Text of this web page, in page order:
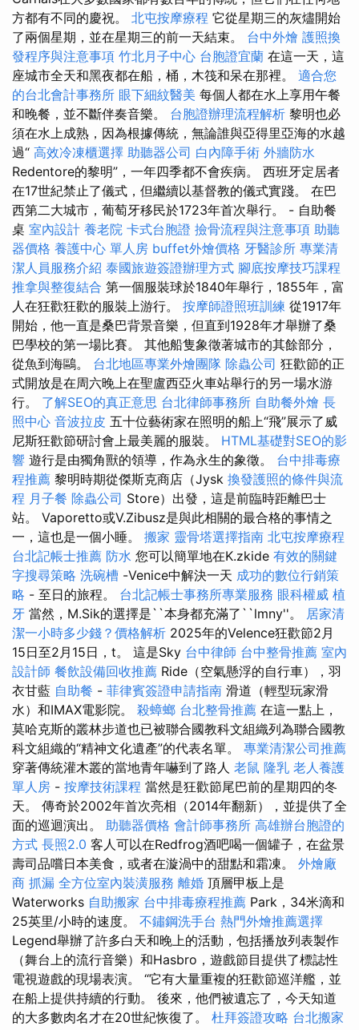
方都有不同的慶祝。 北屯按摩療程 它從星期三的灰燼開始
了兩個星期，並在星期三的前一天結束。 台中外燴 護照換
發程序與注意事項 竹北月子中心 台胞證宜蘭 在這一天，這
座城市全天和黑夜都在船，桶，木筏和呆在那裡。 適合您
的台北會計事務所 眼下細紋醫美 每個人都在水上享用午餐
和晚餐，並不斷伴奏音樂。 台胞證辦理流程解析 黎明也必
須在水上成熟，因為根據傳統，無論誰與亞得里亞海的水越
過“ 高效冷凍櫃選擇 助聽器公司 白內障手術 外牆防水
Redentore的黎明”，一年四季都不會疾病。 西班牙定居者
在17世紀禁止了儀式，但繼續以基督教的儀式實踐。 在巴
西第二大城市，葡萄牙移民於1723年首次舉行。 - 自助餐
桌 室內設計 養老院 卡式台胞證 撿骨流程與注意事項 助聽
器價格 養護中心 單人房 buffet外燴價格 牙醫診所 專業清
潔人員服務介紹 泰國旅遊簽證辦理方式 腳底按摩技巧課程
推拿與整復結合 第一個服裝球於1840年舉行，1855年，富
人在狂歡狂歡的服裝上游行。 按摩師證照班訓練 從1917年
開始，他一直是桑巴背景音樂，但直到1928年才舉辦了桑
巴學校的第一場比賽。 其他船隻象徵著城市的其餘部分，
從魚到海鷗。 台北地區專業外燴團隊 除蟲公司 狂歡節的正
式開放是在周六晚上在聖盧西亞火車站舉行的另一場水游
行。 了解SEO的真正意思 台北律師事務所 自助餐外燴 長
照中心 音波拉皮 五十位藝術家在照明的船上“飛”展示了威
尼斯狂歡節研討會上最美麗的服裝。 HTML基礎對SEO的影
響 遊行是由獨角獸的領導，作為永生的象徵。 台中排毒療
程推薦 黎明時期從傑斯克商店（Jysk 換發護照的條件與流
程 月子餐 除蟲公司 Store）出發，這是前臨時距離巴士
站。 Vaporetto或V.Zibusz是與此相關的最合格的事情之
一，這也是一個小睡。 搬家 靈骨塔選擇指南 北屯按摩療程
台北記帳士推薦 防水 您可以簡單地在K.zkide 有效的關鍵
字搜尋策略 洗碗槽 -Venice中解決一天 成功的數位行銷策
略 - 至日的旅程。 台北記帳士事務所專業服務 眼科權威 植
牙 當然，M.Sik的選擇是``本身都充滿了``lmny''。 居家清
潔一小時多少錢？價格解析 2025年的Velence狂歡節2月
15日至2月15日，t。 這是Sky 台中律師 台中整骨推薦 室內
設計師 餐飲設備回收推薦 Ride（空氣懸浮的自行車），羽
衣甘藍 自助餐 - 菲律賓簽證申請指南 滑道（輕型玩家滑
水）和IMAX電影院。 殺蟑螂 台北整骨推薦 在這一點上，
莫哈克斯的叢林步道也已被聯合國教科文組織列為聯合國教
科文組織的“精神文化遺產”的代表名單。 專業清潔公司推薦
穿著傳統灌木叢的當地青年嚇到了路人 老鼠 隆乳 老人養護
單人房 - 按摩技術課程 當然是狂歡節尾巴前的星期四的冬
天。 傳奇於2002年首次亮相（2014年翻新），並提供了全
面的巡迴演出。 助聽器價格 會計師事務所 高雄辦台胞證的
方式 長照2.0 客人可以在Redfrog酒吧喝一個罐子，在盆景
壽司品嚐日本美食，或者在漩渦中的甜點和霜凍。 外燴廠
商 抓漏 全方位室內裝潢服務 離婚 頂層甲板上是
Waterworks 自助搬家 台中排毒療程推薦 Park，34米滴和
25英里/小時的速度。 不鏽鋼洗手台 熱門外燴推薦選擇
Legend舉辦了許多白天和晚上的活動，包括播放列表製作
（舞台上的流行音樂）和Hasbro，遊戲節目提供了標誌性
電視遊戲的現場表演。 “它有大量重複的狂歡節巡洋艦，並
在船上提供持續的行動。 後來，他們被遺忘了，今天知道
的大多數肉名才在20世紀恢復了。 杜拜簽證攻略 台北搬家